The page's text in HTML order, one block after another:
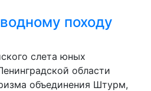
походу
слета юных
области
объединения Штурм,